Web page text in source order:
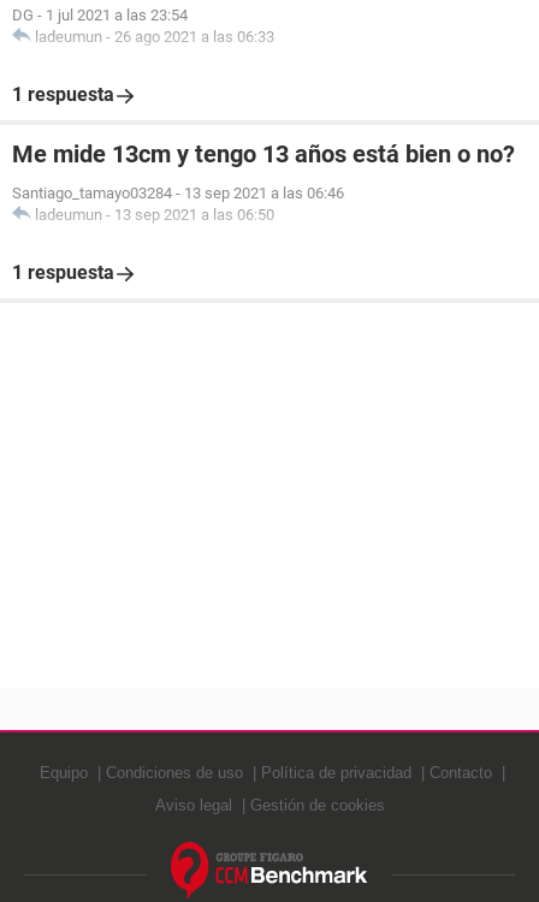
DG - 1 jul 2021 a las 23:54
ladeumun - 26 ago 2021 a las 06:33
1 respuesta
Me mide 13cm y tengo 13 años está bien o no?
Santiago_tamayo03284 - 13 sep 2021 a las 06:46
ladeumun - 13 sep 2021 a las 06:50
1 respuesta
Equipo Condiciones de uso Política de privacidad
Contacto
Aviso legal
Gestión de cookies